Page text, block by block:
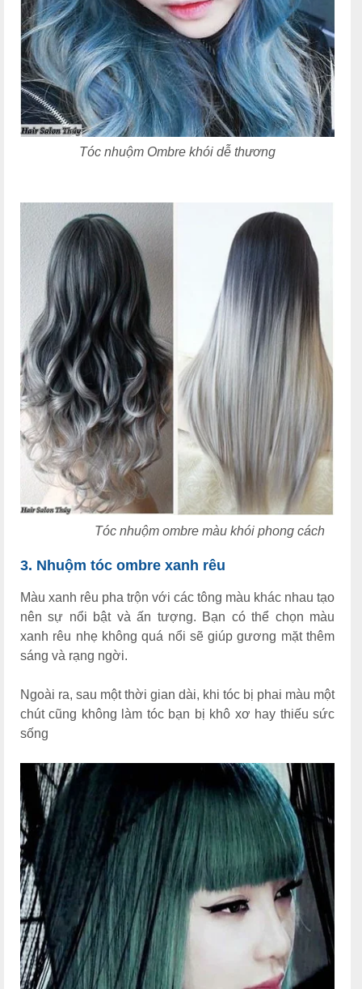
Tóc nhuộm Ombre khói dễ thương
Tóc nhuộm ombre màu khói phong cách
3. Nhuộm tóc ombre xanh rêu
Màu xanh rêu pha trộn với các tông màu khác nhau tạo
nên sự nổi bật và ấn tượng. Bạn có thể chọn màu
xanh rêu nhẹ không quá nổi sẽ giúp gương mặt thêm
sáng và rạng ngời.
Ngoài ra, sau một thời gian dài, khi tóc bị phai màu một
chút cũng không làm tóc bạn bị khô xơ hay thiếu sức
sống